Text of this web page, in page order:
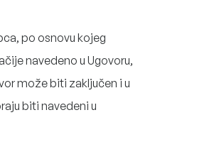
po osnovu kojeg
navedeno u Ugovoru,
može biti zaključen i u
biti navedeni u